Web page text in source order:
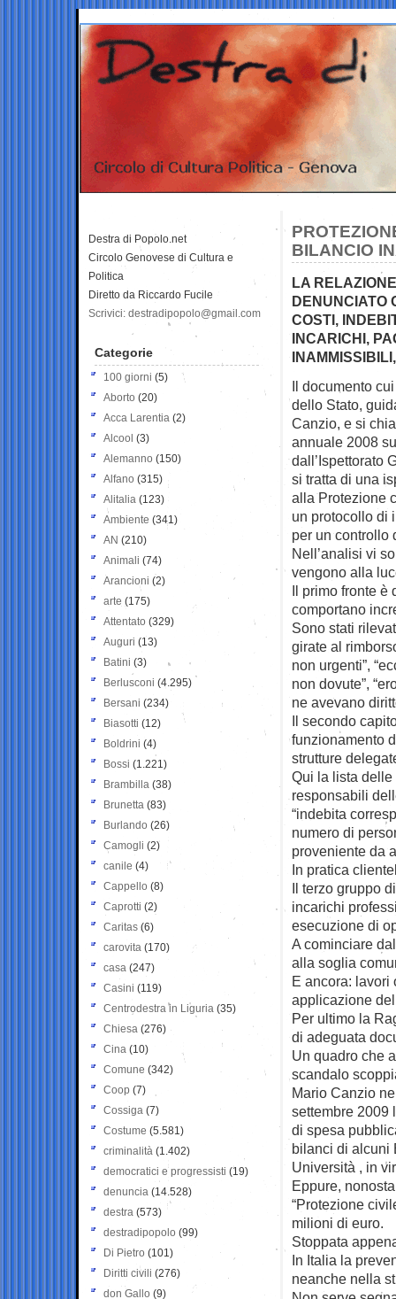
BILANCIO
LA
DENUNCIATO
COSTI,
INCARICHI,
Il documento
dello Stato,
Canzio, e si
annuale 2008
dall’Ispettorato
si tratta di una
alla Protezione
un protocollo di
per un controllo
Nell’analisi vi
vengono alla
Il primo fronte è
comportano
Sono stati
girate al
non urgenti”,
non dovute”,
ne avevano
Il secondo
funzionamento
strutture
Qui la lista delle
responsabili
“indebita
numero di
proveniente da
In pratica
Il terzo gruppo
incarichi
esecuzione di
A cominciare
alla soglia
E ancora: lavori
applicazione
Per ultimo la
di adeguata
Un quadro che
scandalo
Mario Canzio
settembre 2009
di spesa
bilanci di alcuni
Università , in
Eppure,
“Protezione
milioni di euro.
Stoppata
In Italia la
neanche nella
Destra di Popolo.net
Circolo Genovese di Cultura e
Politica
Diretto da Riccardo Fucile
Scrivici: destradipopolo@gmail.com
Categorie
100 giorni (5)
Aborto (20)
Acca Larentia (2)
Alcool (3)
Alemanno (150)
Alfano (315)
Alitalia (123)
Ambiente (341)
AN (210)
Animali (74)
Arancioni (2)
arte (175)
Attentato (329)
Auguri (13)
Batini (3)
Berlusconi (4.295)
Bersani (234)
Biasotti (12)
Boldrini (4)
Bossi (1.221)
Brambilla (38)
Brunetta (83)
Burlando (26)
Camogli (2)
canile (4)
Cappello (8)
Caprotti (2)
Caritas (6)
carovita (170)
casa (247)
Casini (119)
Centrodestra in Liguria (35)
Chiesa (276)
Cina (10)
Comune (342)
Coop (7)
Cossiga (7)
Costume (5.581)
criminalità (1.402)
democratici e progressisti (19)
denuncia (14.528)
destra (573)
destradipopolo (99)
Di Pietro (101)
Diritti civili (276)
don Gallo (9)